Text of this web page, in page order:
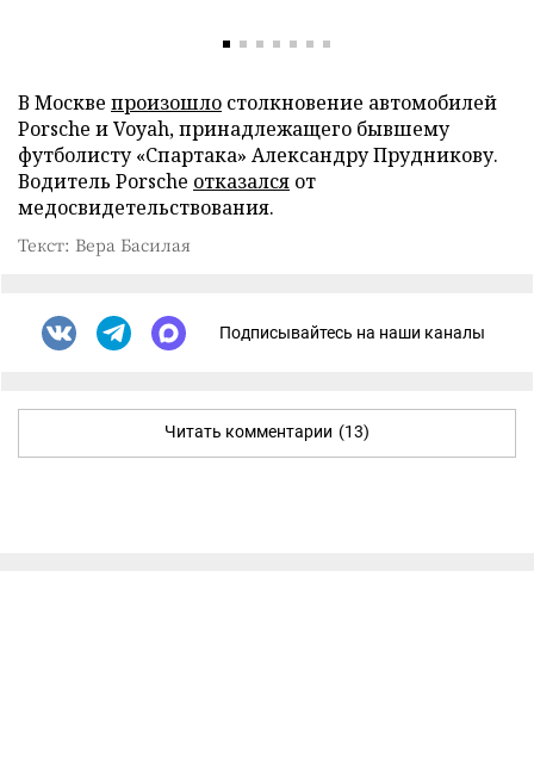
В Москве произошло столкновение автомобилей
Porsche и Voyah, принадлежащего бывшему
футболисту «Спартака» Александру Прудникову.
Водитель Porsche отказался от
медосвидетельствования.
Текст: Вера Басилая
Подписывайтесь на наши каналы
Читать комментарии (13)